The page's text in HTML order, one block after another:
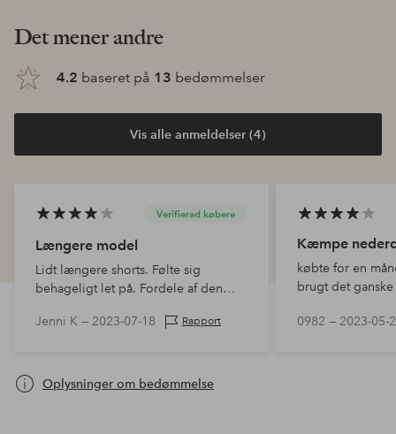
Det mener andre
4.2 baseret på 13 bedømmelser
Vis alle anmeldelser (4)
Verifierad købere
Længere model
Lidt længere shorts. Følte sig
behageligt let på. Fordele af den
Jenni K — 2023-07-18 Rapport
Kæmpe
købte for en
brugt det
er, at jeg ikke
0982 — 2023-05-
Oplysninger om bedømmelse